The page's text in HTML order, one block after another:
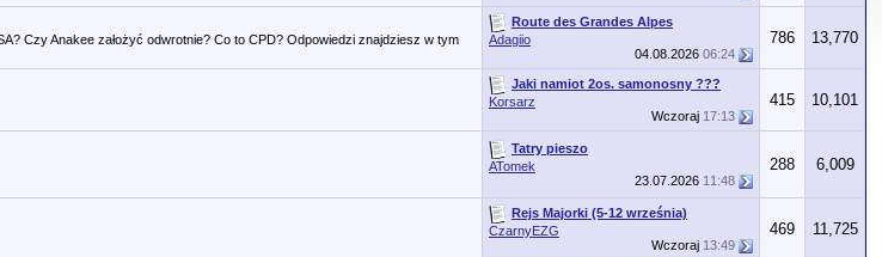
Czy Anakee założyć odwrotnie? Co to CPD? Odpowiedzi znajdziesz w tym
Route des Grandes Alpes
Adagiio
04.08.2026 06:24
786 13,770
Jaki namiot 2os. samonosny ???
Korsarz
Wczoraj 17:13
415 10,101
Tatry pieszo
ATomek
23.07.2026 11:48
288 6,009
Rejs Majorki (5-12 września)
CzarnyEZG
Wczoraj 13:49
469 11,725